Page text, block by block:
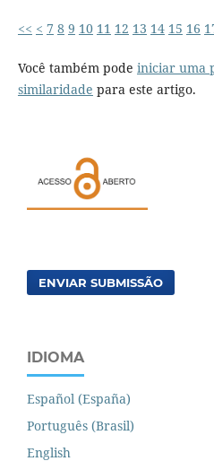
<< < 7 8 9 10 11 12 13 14 15 16
Você também pode iniciar uma
similaridade para este artigo.
ENVIAR SUBMISSÃO
IDIOMA
Español (España)
Português (Brasil)
English